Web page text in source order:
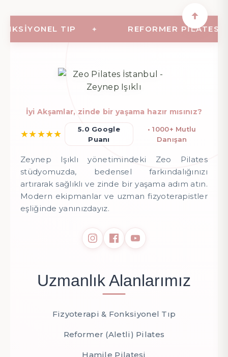
TIP REFORMER PILATES
İyi Akşamlar, zinde bir yaşama hazır mısınız?
★★★★★
5.0 Google
Puanı
• 1000+ Mutlu
Danışan
Zeynep Işıklı yönetimindeki Zeo Pilates
stüdyomuzda, bedensel farkındalığınızı
artırarak sağlıklı ve zinde bir yaşama adım atın.
Modern ekipmanlar ve uzman fizyoterapistler
eşliğinde yanınızdayız.
Uzmanlık Alanlarımız
Fizyoterapi & Fonksiyonel Tıp
Reformer (Aletli) Pilates
Hamile Pilatesi